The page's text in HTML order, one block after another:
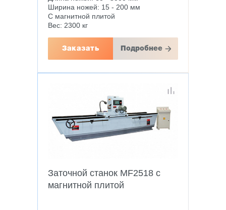
Ширина ножей: 15 - 200 мм
С магнитной плитой
Вес: 2300 кг
Заказать Подробнее
Заточной станок MF2518 с
магнитной плитой